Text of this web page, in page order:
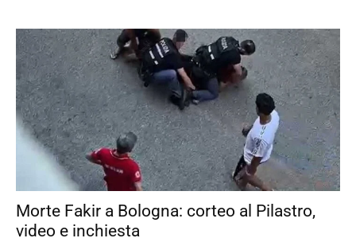
Morte Fakir a Bologna: corteo al Pilastro,
video e inchiesta